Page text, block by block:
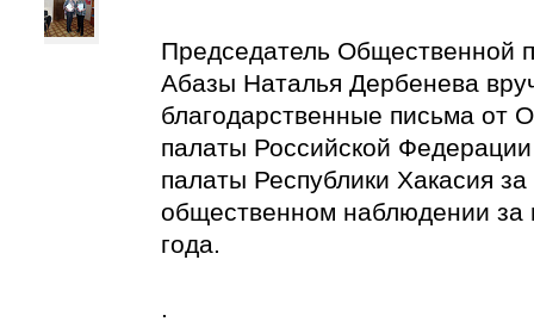
Председатель Общественной
Абазы Наталья Дербенева
благодарственные письма от
палаты Российской
палаты Республики Хакасия за
общественном наблюдении за
года.
.